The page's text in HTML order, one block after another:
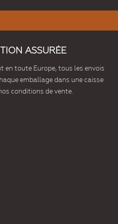
ASSURÉE
en toute Europe, tous les envois
emballage dans une caisse
conditions de vente.